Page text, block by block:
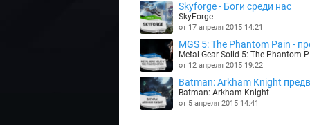
Skyforge - Боги среди нас
SkyForge
от 17 апреля 2015 14:21
MGS 5: The Phantom Pain -
Metal Gear Solid 5: The Phantom
от 12 апреля 2015 19:22
Batman: Arkham Knight
Batman: Arkham Knight
от 5 апреля 2015 14:41